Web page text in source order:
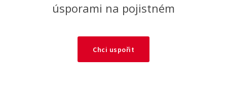
úsporami na pojistném
Chci uspořit